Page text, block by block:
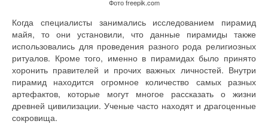
Фото freepik.com
Когда специалисты занимались исследованием пирамид
майя, то они установили, что данные пирамиды также
использовались для проведения разного рода религиозных
ритуалов. Кроме того, именно в пирамидах было принято
хоронить правителей и прочих важных личностей. Внутри
пирамид находится огромное количество самых разных
артефактов, которые могут многое рассказать о жизни
древней цивилизации. Ученые часто находят и драгоценные
сокровища.